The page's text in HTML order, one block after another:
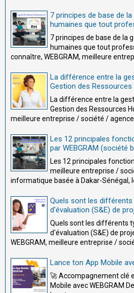
7 principes de base de
humaines que tout
7 principes de base de la
humaines que tout
connaître, WEBGRAM, meilleure
La différence entre la
Gestion des Ressources
La différence entre la
Gestion des Ressources
meilleure entreprise / société /
Les 12 principales
par WEBGRAM (société
Les 12 principales
meilleure entreprise /
informatique basée à Dakar-Sénégal,
Quels sont les
d'évaluation (S&E) de
Quels sont les différents
d'évaluation (S&E) de
WEBGRAM, meilleure entreprise /
Lance ton App Mobile
🚀 Accompagnement clé
Mobile avec WEBGRAM